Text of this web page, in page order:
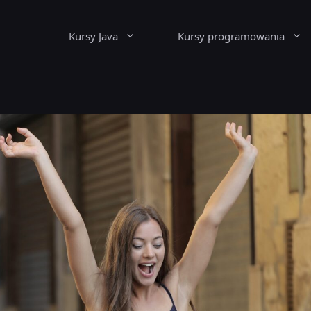
Kursy Java Kursy programowania